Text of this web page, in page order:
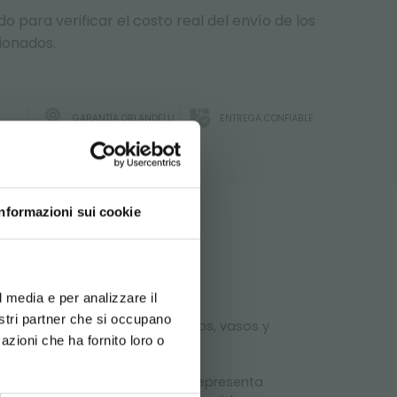
sui cookie
e per analizzare il
partner che si occupano
che ha fornito loro o
para verificar el costo real del envío de los
GARANTÍA ORLANDELLI ENTREGA CONFIABLE
como mantillos, vasos y
de venta. Esta composición representa
la